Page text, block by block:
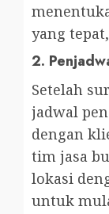
yang
2.
Setelah
jadwal
dengan
tim jasa
lokasi
untuk